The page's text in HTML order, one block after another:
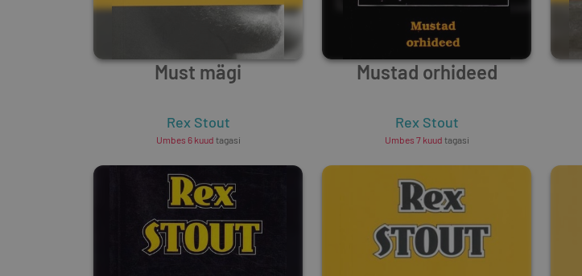
Must mägi
Rex Stout
Umbes 6 kuud tagasi
Mustad orhideed
Rex Stout
Umbes 7 kuud tagasi